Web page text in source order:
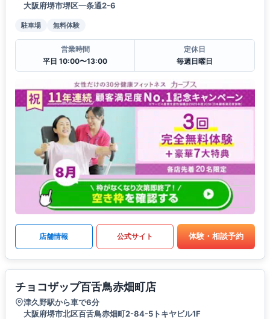
大阪府堺市堺区一条通2-6
駐車場 無料体験
営業時間
平日 10:00〜13:00
定休日
毎週日曜日
店舗情報 公式サイト 体験・相談予約
チョコザップ百舌鳥赤畑町店
津久野駅から車で6分
大阪府堺市北区百舌鳥赤畑町2-84-5トキヤビル1F